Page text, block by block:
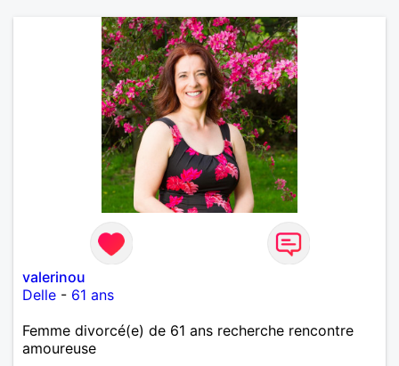
valerinou
Delle - 61 ans
Femme divorcé(e) de 61 ans recherche rencontre
amoureuse